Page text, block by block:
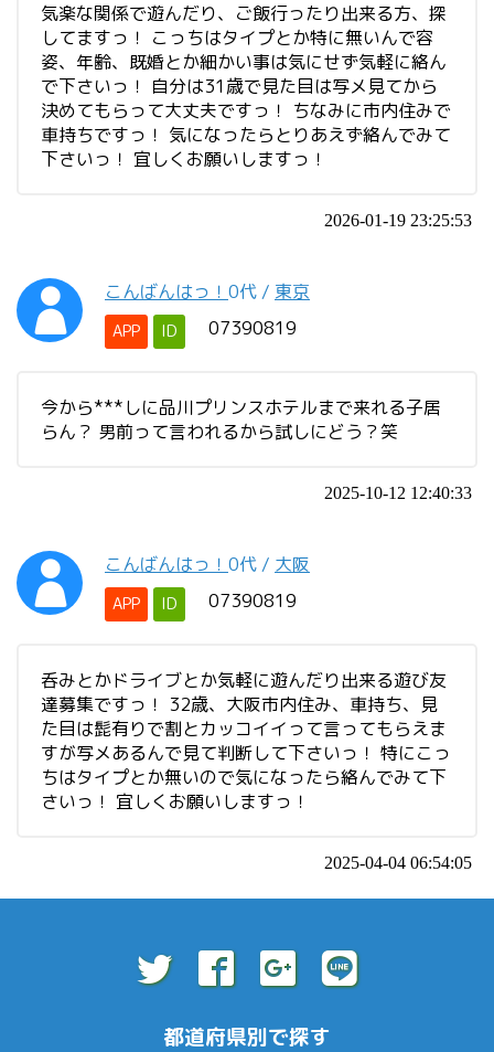
気楽な関係で遊んだり、ご飯行ったり出来る方、探
してますっ！ こっちはタイプとか特に無いんで容
姿、年齢、既婚とか細かい事は気にせず気軽に絡ん
で下さいっ！ 自分は31歳で見た目は写メ見てから
決めてもらって大丈夫ですっ！ ちなみに市内住みで
車持ちですっ！ 気になったらとりあえず絡んでみて
下さいっ！ 宜しくお願いしますっ！
2026-01-19 23:25:53
こんばんはっ！ 0代 / 東京
APP ID 07390819
今から***しに品川プリンスホテルまで来れる子居
らん？ 男前って言われるから試しにどう？笑
2025-10-12 12:40:33
こんばんはっ！ 0代 / 大阪
APP ID 07390819
呑みとかドライブとか気軽に遊んだり出来る遊び友
達募集ですっ！ 32歳、大阪市内住み、車持ち、見
た目は髭有りで割とカッコイイって言ってもらえま
すが写メあるんで見て判断して下さいっ！ 特にこっ
ちはタイプとか無いので気になったら絡んでみて下
さいっ！ 宜しくお願いしますっ！
2025-04-04 06:54:05
都道府県別で探す